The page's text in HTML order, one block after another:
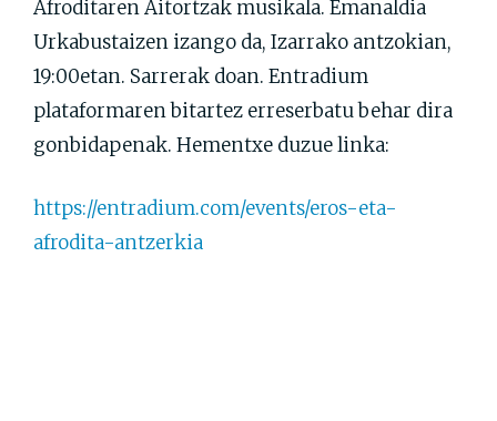
Afroditaren Aitortzak musikala. Emanaldia
Urkabustaizen izango da, Izarrako antzokian,
19:00etan. Sarrerak doan. Entradium
plataformaren bitartez erreserbatu behar dira
gonbidapenak. Hementxe duzue linka:
https://entradium.com/events/eros-eta-
afrodita-antzerkia